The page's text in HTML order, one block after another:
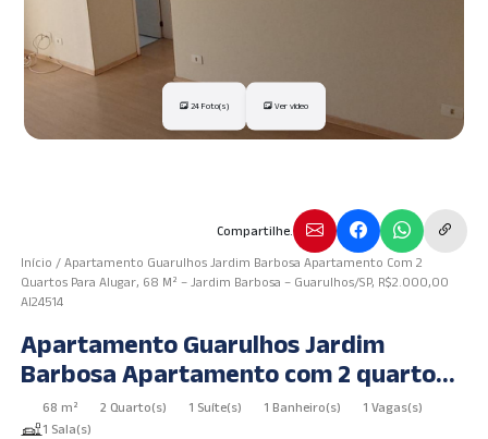
24 Foto(s) Ver vídeo
Compartilhe.
Início /Apartamento Guarulhos Jardim Barbosa Apartamento Com 2
Quartos Para Alugar, 68 M² – Jardim Barbosa – Guarulhos/SP, R$2.000,00
AI24514
Apartamento Guarulhos Jardim
Barbosa Apartamento com 2 quartos
para alugar, 68 m² – Jardim Barbosa –
68 m² 2 Quarto(s) 1 Suíte(s) 1 Banheiro(s)
1 Vagas(s)
1 Sala(s)